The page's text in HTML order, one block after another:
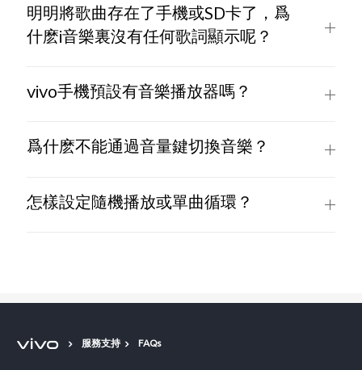
明明將歌曲存在了手機或SD卡了，爲
什麽i音樂裏沒有任何歌詞顯示呢？
vivo手機預設有音樂播放器嗎？
爲什麽不能通過音量鍵切換音樂？
怎樣設定隨機播放或單曲循環？
服務支持 FAQs